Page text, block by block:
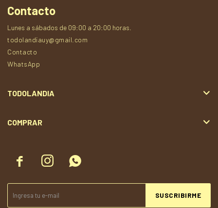
  
SUSCRIBIRME
Contacto
Lunes a sábados de 09:00 a 20:00 horas.
todolandiauy@gmail.com
Contacto
WhatsApp
TODOLANDIA
COMPRAR